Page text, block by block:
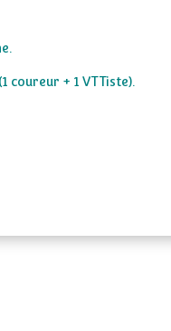
coureur + 1 VTTiste).